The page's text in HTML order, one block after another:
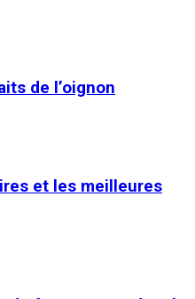
de l’oignon
et les meilleures